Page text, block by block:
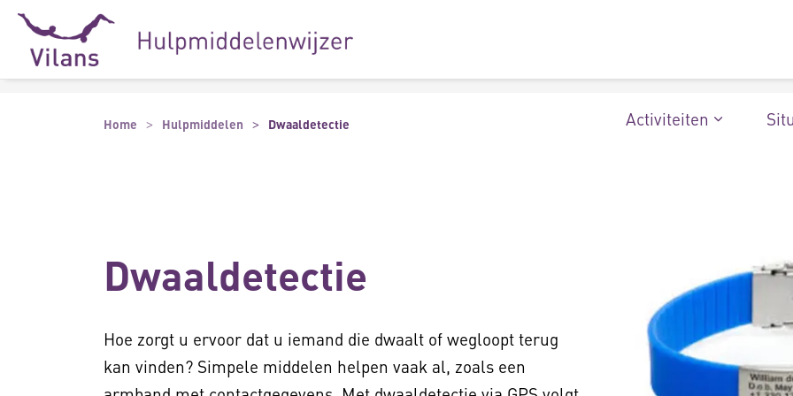
Naar hoofdinhoud
Naar footer
Activiteiten
Home Hulpmiddelen Dwaaldetectie
Dwaaldetectie
Hoe zorgt u ervoor dat u iemand die dwaalt of wegloopt terug
kan vinden? Simpele middelen helpen vaak al, zoals een